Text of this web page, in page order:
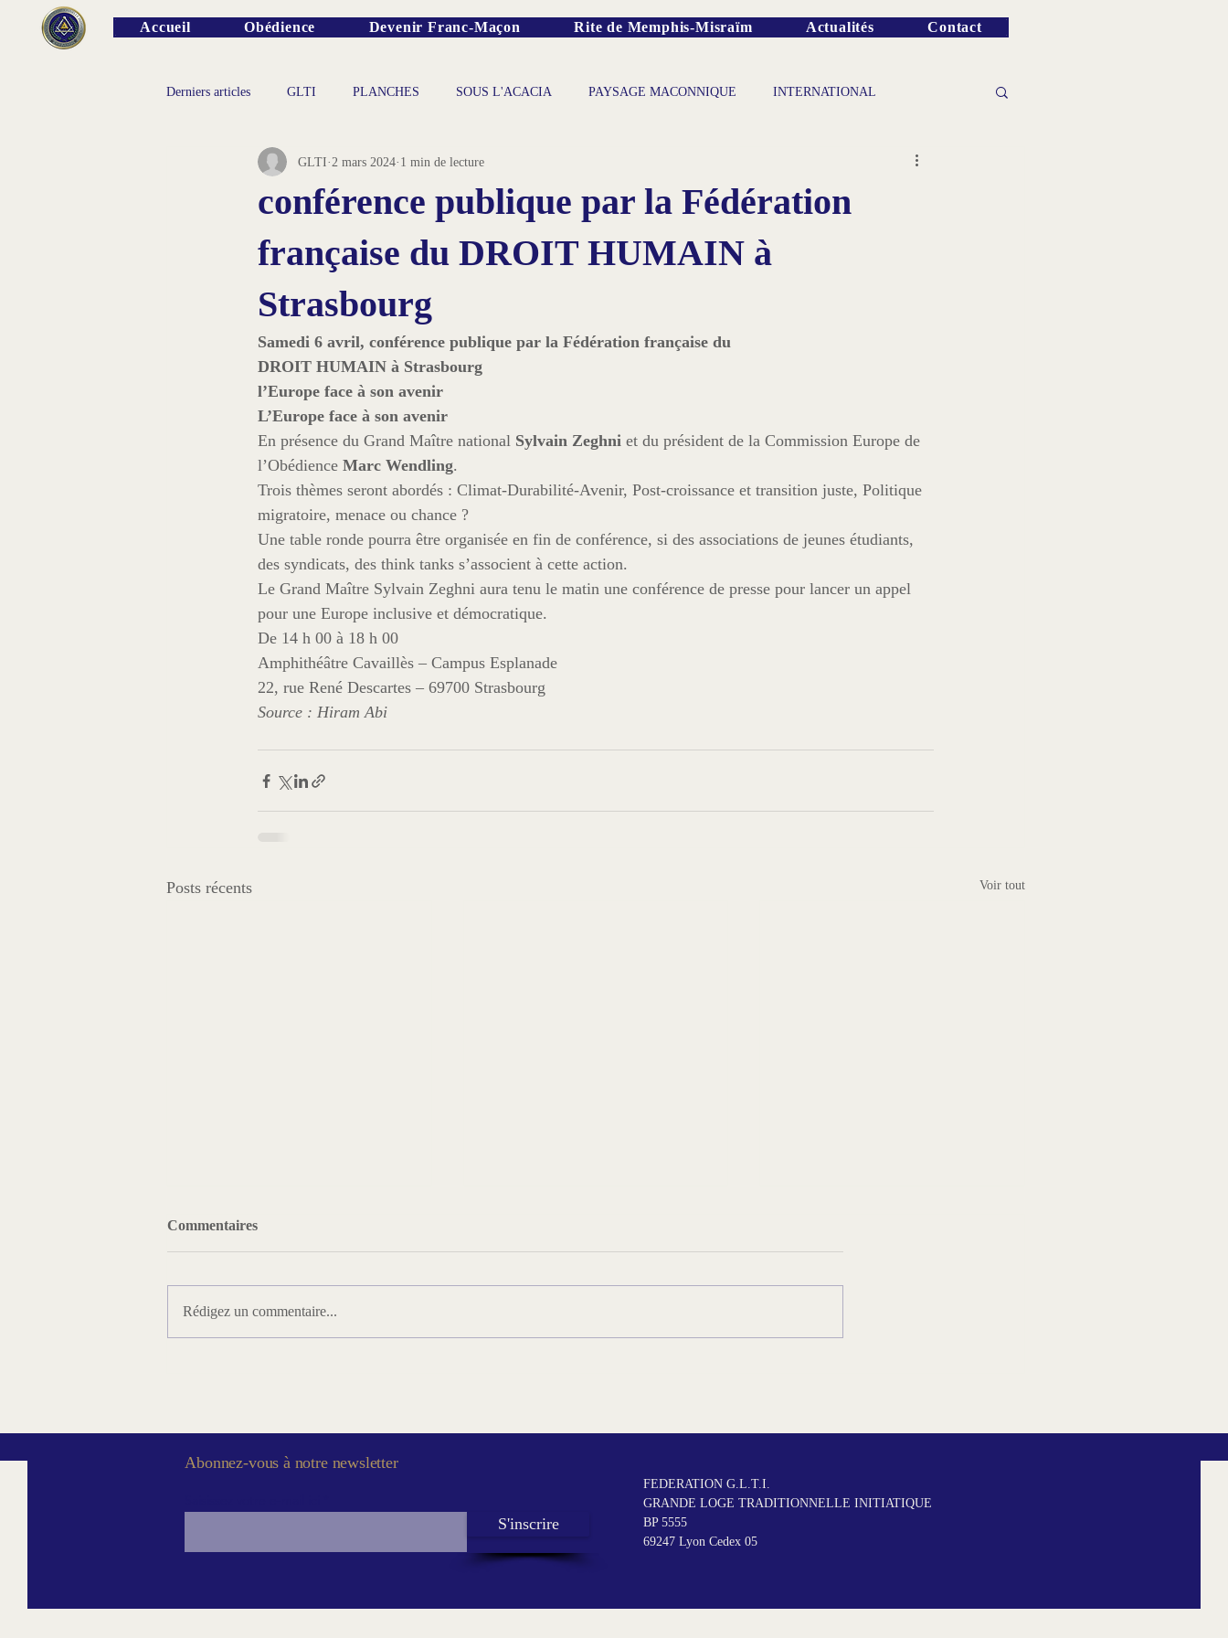
Accueil Obédience Devenir Franc-Maçon Rite de Memphis-Misraïm Actualités Contact
Derniers articles GLTI PLANCHES SOUS L'ACACIA PAYSAGE MACONNIQUE INTERNATIONAL
PERSONNALITES
conférence publique par la Fédération
française du DROIT HUMAIN à
Strasbourg
GLTI 2 mars 2024 1 min de lecture
Samedi 6 avril, conférence publique par la Fédération française du
DROIT HUMAIN à Strasbourg
l’Europe face à son avenir
L’Europe face à son avenir
En présence du Grand Maître national Sylvain Zeghni et du président de la Commission Europe de
l’Obédience Marc Wendling.
Trois thèmes seront abordés : Climat-Durabilité-Avenir, Post-croissance et transition juste, Politique
migratoire, menace ou chance ?
Une table ronde pourra être organisée en fin de conférence, si des associations de jeunes étudiants,
des syndicats, des think tanks s’associent à cette action.
Le Grand Maître Sylvain Zeghni aura tenu le matin une conférence de presse pour lancer un appel
pour une Europe inclusive et démocratique.
De 14 h 00 à 18 h 00
Amphithéâtre Cavaillès – Campus Esplanade
22, rue René Descartes – 69700 Strasbourg
Source : Hiram Abi
Posts récents Voir tout
Commentaires
Rédigez un commentaire...
Abonnez-vous à notre newsletter
S'inscrire
FEDERATION G.L.T.I.
GRANDE LOGE TRADITIONNELLE INITIATIQUE
BP 5555
69247 Lyon Cedex 05